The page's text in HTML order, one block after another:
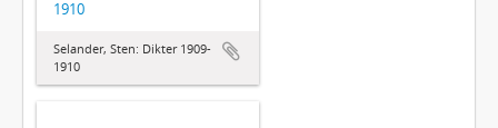
1910
Selander, Sten: Dikter 1909-
1910